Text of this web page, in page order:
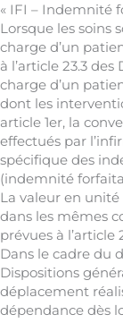
« IFI – Indemnité
Lorsque les soins
charge d’un
à l’article 23.3
charge d’un
dont les
article 1er, la
effectués par
spécifique des
(indemnité
La valeur en
dans les mêmes
prévues à l’article
Dans le cadre du
Dispositions
déplacement
dépendance dès